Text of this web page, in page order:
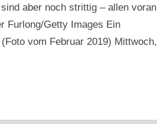
aber noch strittig – allen voran
Furlong/Getty Images Ein
vom Februar 2019) Mittwoch,